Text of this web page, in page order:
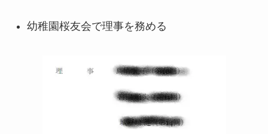
幼稚園桜友会で理事を務める